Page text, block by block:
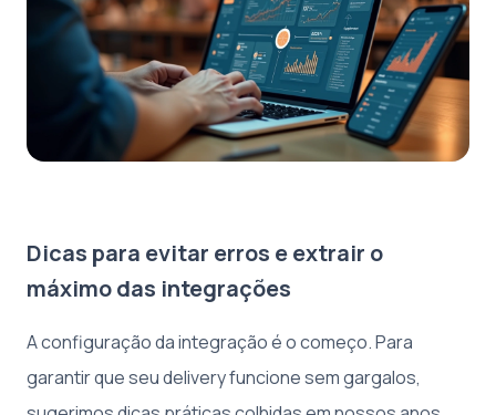
Dicas para evitar erros e extrair o
máximo das integrações
A configuração da integração é o começo. Para
garantir que seu delivery funcione sem gargalos,